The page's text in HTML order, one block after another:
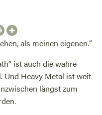
als meinen eigenen.“
ist auch die wahre
Und Heavy Metal ist weit
längst zum